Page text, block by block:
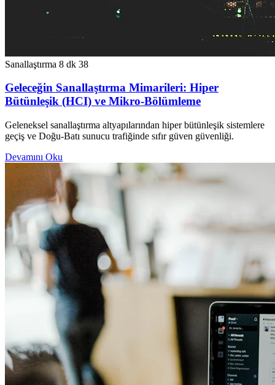
Sanallaştırma 8 dk 38
Geleceğin Sanallaştırma Mimarileri: Hiper
Bütünleşik (HCI) ve Mikro-Bölümleme
Geleneksel sanallaştırma altyapılarından hiper bütünleşik sistemlere
geçiş ve Doğu-Batı sunucu trafiğinde sıfır güven güvenliği.
Devamını Oku